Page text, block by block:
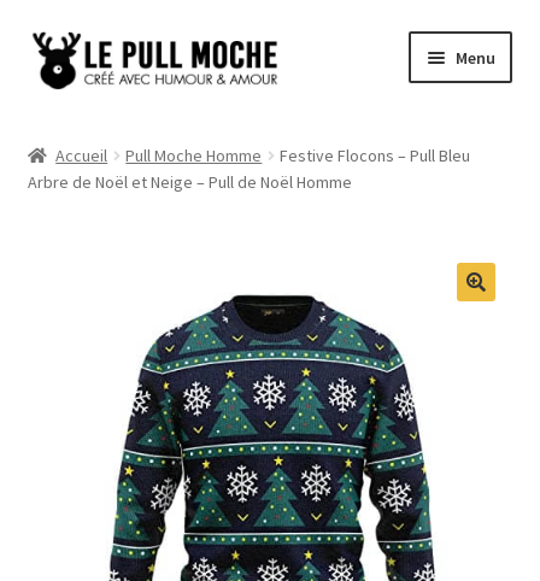
Aller
Aller
au
Menu
Pull Noël Femme
Pull Noël Promo
Accueil Pull Moche Homme
Festive Flocons – Pull Bleu
Arbre de Noël et Neige – Pull de Noël Homme